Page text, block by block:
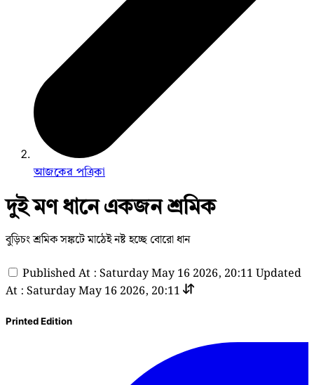
আজকের পত্রিকা
দুই মণ ধানে একজন শ্রমিক
বুড়িচং শ্রমিক সঙ্কটে মাঠেই নষ্ট হচ্ছে বোরো ধান
Published At : Saturday May 16 2026, 20:11 Updated
At : Saturday May 16 2026, 20:11
Printed Edition